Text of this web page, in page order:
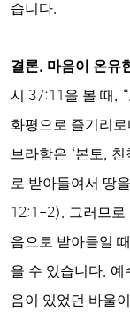
습니다.
결론. 마음이 온유
시 37:11 을 볼 때 , “
화평으로 즐기리로
브라함은 ‘본토, 친
로 받아들여서 땅
12:1-2). 그러므
음으로 받아들일 때
을 수 있습니다. 예
음이 있었던 바울이